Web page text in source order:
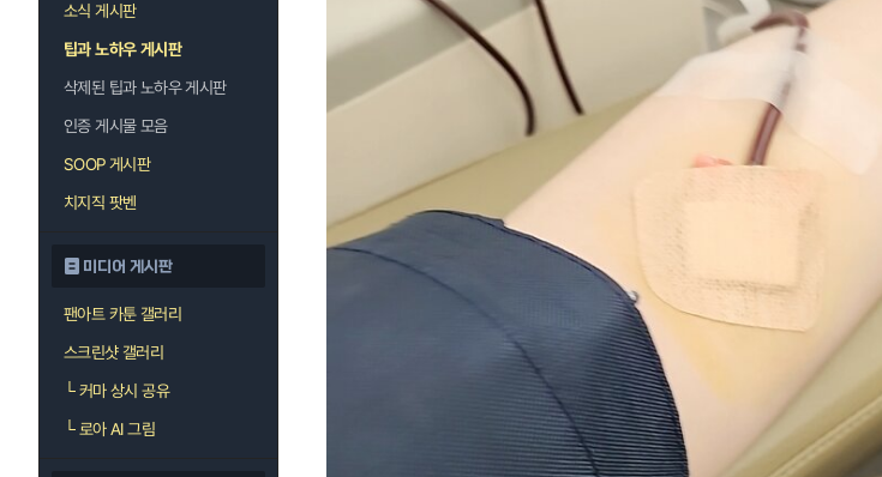
소식 게시판
팁과 노하우 게시판
삭제된 팁과 노하우 게시판
인증 게시물 모음
SOOP 게시판
치지직 팟벤
미디어 게시판
팬아트 카툰 갤러리
스크린샷 갤러리
└커마 상시 공유
└로아 AI 그림